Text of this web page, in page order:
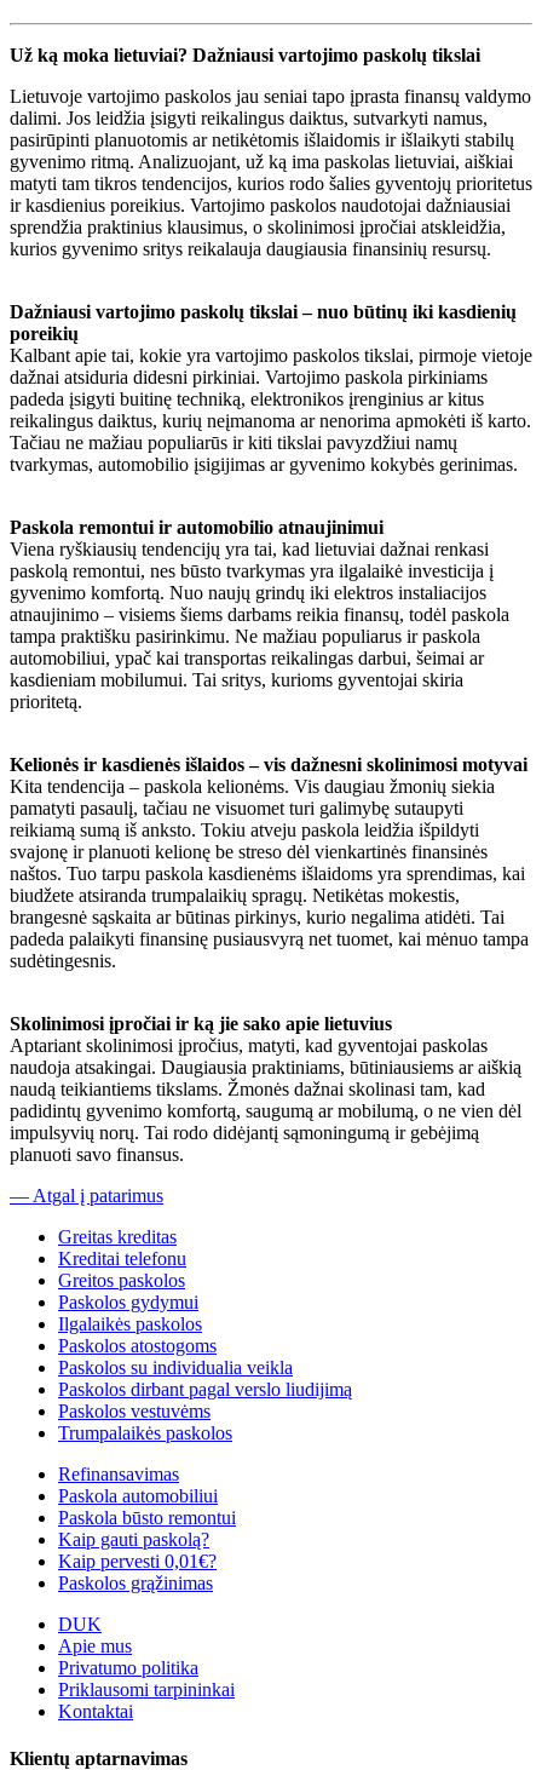
Už ką moka lietuviai? Dažniausi vartojimo paskolų tikslai
Lietuvoje vartojimo paskolos jau seniai tapo įprasta finansų valdymo
dalimi. Jos leidžia įsigyti reikalingus daiktus, sutvarkyti namus,
pasirūpinti planuotomis ar netikėtomis išlaidomis ir išlaikyti stabilų
gyvenimo ritmą. Analizuojant, už ką ima paskolas lietuviai, aiškiai
matyti tam tikros tendencijos, kurios rodo šalies gyventojų prioritetus
ir kasdienius poreikius. Vartojimo paskolos naudotojai dažniausiai
sprendžia praktinius klausimus, o skolinimosi įpročiai atskleidžia,
kurios gyvenimo sritys reikalauja daugiausia finansinių resursų.
Dažniausi vartojimo paskolų tikslai – nuo būtinų iki kasdienių
poreikių
Kalbant apie tai, kokie yra vartojimo paskolos tikslai, pirmoje vietoje
dažnai atsiduria didesni pirkiniai. Vartojimo paskola pirkiniams
padeda įsigyti buitinę techniką, elektronikos įrenginius ar kitus
reikalingus daiktus, kurių neįmanoma ar nenorima apmokėti iš karto.
Tačiau ne mažiau populiarūs ir kiti tikslai pavyzdžiui namų
tvarkymas, automobilio įsigijimas ar gyvenimo kokybės gerinimas.
Paskola remontui ir automobilio atnaujinimui
Viena ryškiausių tendencijų yra tai, kad lietuviai dažnai renkasi
paskolą remontui, nes būsto tvarkymas yra ilgalaikė investicija į
gyvenimo komfortą. Nuo naujų grindų iki elektros instaliacijos
atnaujinimo – visiems šiems darbams reikia finansų, todėl paskola
tampa praktišku pasirinkimu. Ne mažiau populiarus ir paskola
automobiliui, ypač kai transportas reikalingas darbui, šeimai ar
kasdieniam mobilumui. Tai sritys, kurioms gyventojai skiria
prioritetą.
Kelionės ir kasdienės išlaidos – vis dažnesni skolinimosi motyvai
Kita tendencija – paskola kelionėms. Vis daugiau žmonių siekia
pamatyti pasaulį, tačiau ne visuomet turi galimybę sutaupyti
reikiamą sumą iš anksto. Tokiu atveju paskola leidžia išpildyti
svajonę ir planuoti kelionę be streso dėl vienkartinės finansinės
naštos. Tuo tarpu paskola kasdienėms išlaidoms yra sprendimas, kai
biudžete atsiranda trumpalaikių spragų. Netikėtas mokestis,
brangesnė sąskaita ar būtinas pirkinys, kurio negalima atidėti. Tai
padeda palaikyti finansinę pusiausvyrą net tuomet, kai mėnuo tampa
sudėtingesnis.
Skolinimosi įpročiai ir ką jie sako apie lietuvius
Aptariant skolinimosi įpročius, matyti, kad gyventojai paskolas
naudoja atsakingai. Daugiausia praktiniams, būtiniausiems ar aiškią
naudą teikiantiems tikslams. Žmonės dažnai skolinasi tam, kad
padidintų gyvenimo komfortą, saugumą ar mobilumą, o ne vien dėl
impulsyvių norų. Tai rodo didėjantį sąmoningumą ir gebėjimą
planuoti savo finansus.
— Atgal į patarimus
Greitas kreditas
Kreditai telefonu
Greitos paskolos
Paskolos gydymui
Ilgalaikės paskolos
Paskolos atostogoms
Paskolos su individualia veikla
Paskolos dirbant pagal verslo liudijimą
Paskolos vestuvėms
Trumpalaikės paskolos
Refinansavimas
Paskola automobiliui
Paskola būsto remontui
Kaip gauti paskolą?
Kaip pervesti 0,01€?
Paskolos grąžinimas
DUK
Apie mus
Privatumo politika
Priklausomi tarpininkai
Kontaktai
Klientų aptarnavimas